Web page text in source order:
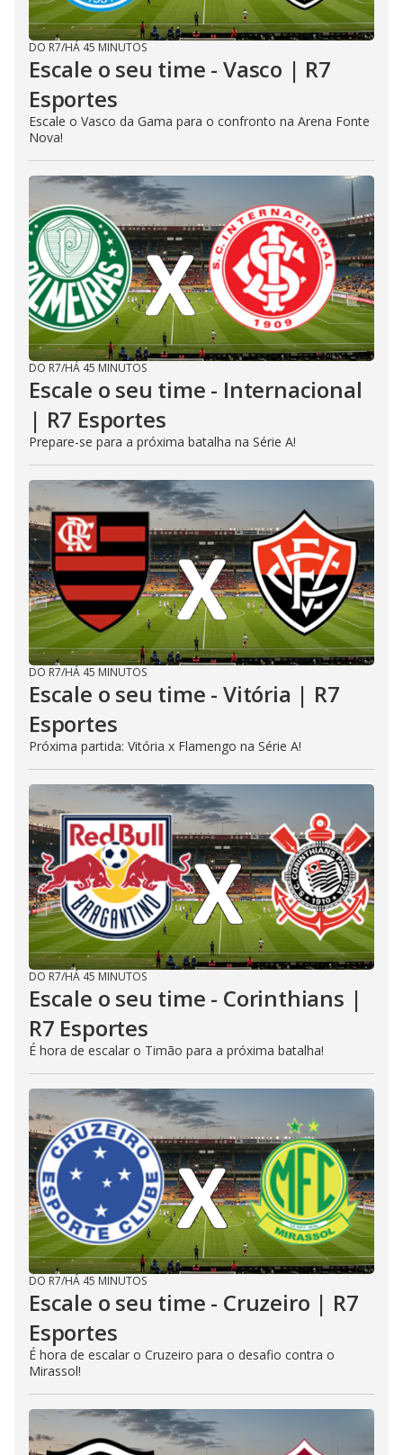
DO R7/HÁ 45 MINUTOS
Escale o seu time - Vasco | R7
Esportes
Escale o Vasco da Gama para o confronto na Arena Fonte
Nova!
DO R7/HÁ 45 MINUTOS
Escale o seu time - Internacional
| R7 Esportes
Prepare-se para a próxima batalha na Série A!
DO R7/HÁ 45 MINUTOS
Escale o seu time - Vitória | R7
Esportes
Próxima partida: Vitória x Flamengo na Série A!
DO R7/HÁ 45 MINUTOS
Escale o seu time - Corinthians |
R7 Esportes
É hora de escalar o Timão para a próxima batalha!
DO R7/HÁ 45 MINUTOS
Escale o seu time - Cruzeiro | R7
Esportes
É hora de escalar o Cruzeiro para o desafio contra o
Mirassol!